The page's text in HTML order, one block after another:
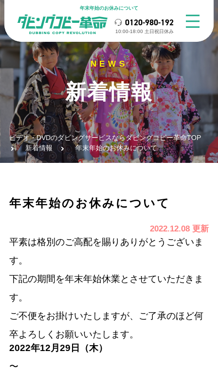
年末年始のお休みについて
0120-980-192
10:00-18:00 ⼟⽇祝⽇休み
新着情報
ビデオ・DVDのダビングサービスならダビングコピー革命TOP
新着情報
年末年始のお休みについて
年末年始のお休みについて
2022.12.08 更新
平素は格別のご高配を賜りありがとうございま
す。
下記の期間を年末年始休業とさせていただきま
す。
ご不便をお掛けいたしますが、ご了承のほど何
卒よろしくお願いいたします。
2022年12月29日（木）
〜